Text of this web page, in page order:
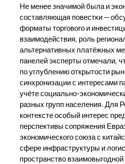
Не менее значимой была и
составляющая повестки —
форматы торгового и
взаимодействия, роль
альтернативных платёжных
панелей эксперты отмечали,
по углублению открытости
синхронизации с интересами
учёте социально-
разных групп населения. Для
контексте особый интерес
перспективы сопряжения
экономического союза с
сфере инфраструктуры и
пространство взаимовыгодной